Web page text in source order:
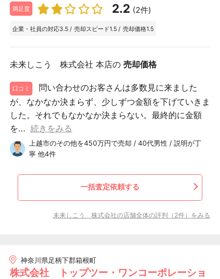
満足度 2.2 (2件)
企業・社員の対応3.5 / 売却スピード1.5 / 売却価格1.5
未来しこう 株式会社 本店の 売却価格
口コミ
問い合わせのお客さんは多数見に来ました
が、なかなか決まらず、少しずつ金額を下げていきま
した。それでもなかなか決まらない。最終的に金額
を... 続きをみる
上越市のその他を450万円で売却 / 40代男性 / 説明が丁
寧 他4件
一括査定依頼する
未来しこう 株式会社の店舗全体の評判（2件）をみる
神奈川県足柄下郡箱根町
株式会社 トップツー・ワンコーポレーショ